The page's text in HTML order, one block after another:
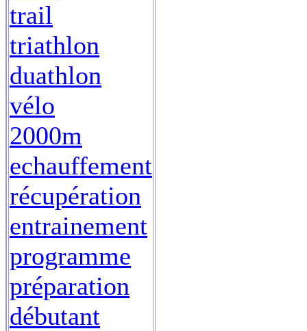
trail
triathlon
duathlon
vélo
2000m
echauffement
récupération
entrainement
programme
préparation
débutant